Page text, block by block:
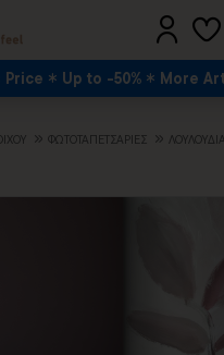
Price Up to -50% More
ΦΩΤΟΤΑΠΕΤΣΑΡΙΕΣ